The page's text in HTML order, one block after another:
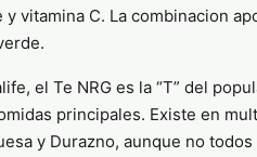
vitamina C. La combinacion
el Te NRG es la “T” del
principales. Existe en
y Durazno, aunque no